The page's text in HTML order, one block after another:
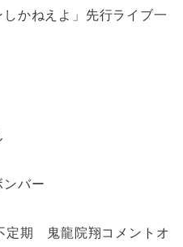
かねえよ」先行ライブ一
バー
期 鬼龍院翔コメントオ